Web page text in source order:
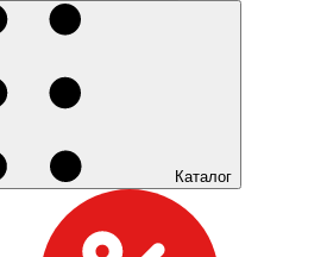
Каталог